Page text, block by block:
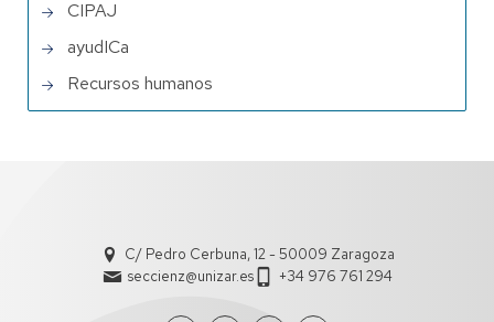
CIPAJ
ayudICa
Recursos humanos
C/ Pedro Cerbuna, 12 - 50009 Zaragoza
seccienz@unizar.es
+34 976 761 294